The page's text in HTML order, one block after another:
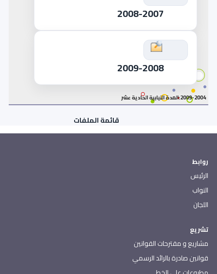
2008-2007
2009-2008
2009-2004:المدة النيابية الحادية عشر
قائمة الملفات
روابط
الرئيس
النواب
اللجان
تشريع
مشاريع و مقترحات القوانين
قوانين صادرة بالرائد الرسمي